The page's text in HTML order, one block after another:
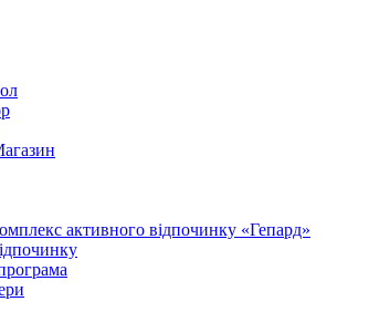
активного відпочинку «Гепард»